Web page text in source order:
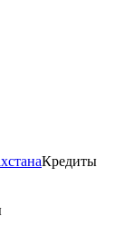
Кредиты